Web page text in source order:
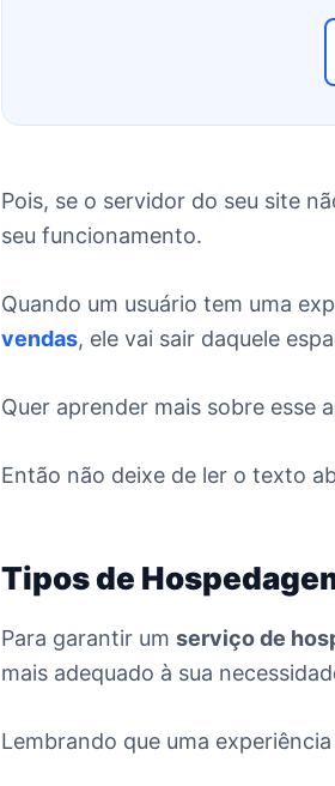
Pois, se o servidor do seu site
seu funcionamento.
Quando um usuário tem uma
vendas, ele vai sair daquele
Quer aprender mais sobre esse
Então não deixe de ler o texto
Tipos de
Para garantir um serviço de
mais adequado à sua
Lembrando que uma